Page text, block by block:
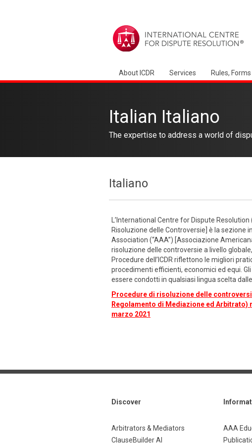
About ICDR Services Rules,
Italian Italiano
The expertise to address a world of
Italiano
L’International Centre for Dispute
Risoluzione delle Controversie] è la sezione
Association (“AAA”) [Associazione
risoluzione delle controversie a livello
Procedure dell’ICDR riflettono le migliori
procedimenti efficienti, economici ed equi.
essere condotti in qualsiasi lingua scelta
Procedure di risoluzione delle
Regolamento di Mediazione ed Arbitrato)
marzo 2021
Discover
Arbitrators & Mediators
ClauseBuilder AI
AAA